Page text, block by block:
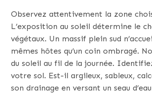
Observez attentivement la zone
L’exposition au soleil détermine le
végétaux. Un massif plein sud
mêmes hôtes qu’un coin ombragé.
du soleil au fil de la journée.
votre sol. Est-il argileux, sableux,
son drainage en versant un seau